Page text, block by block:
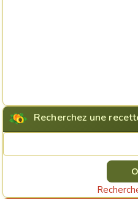
Recherchez une